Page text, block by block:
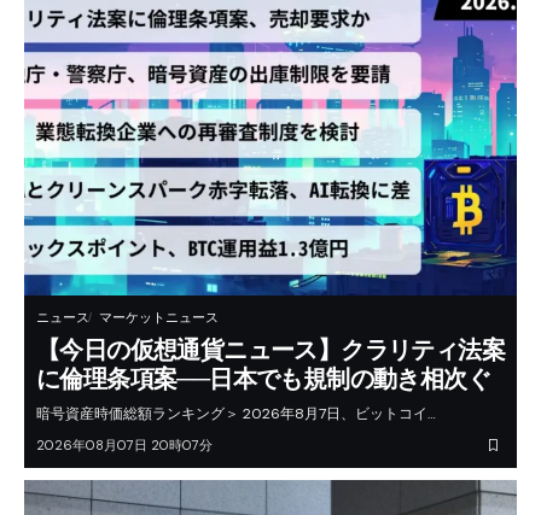
ニュース マーケットニュース
【今日の仮想通貨ニュース】クラリティ法案
に倫理条項案──日本でも規制の動き相次ぐ
暗号資産時価総額ランキング＞ 2026年8月7日、ビットコイ…
2026年08月07日 20時07分